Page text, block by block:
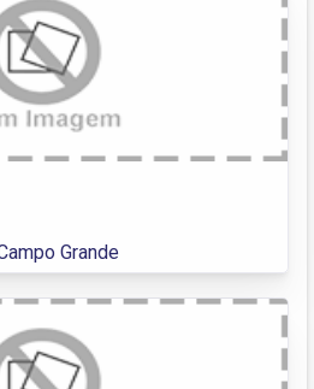
Grande